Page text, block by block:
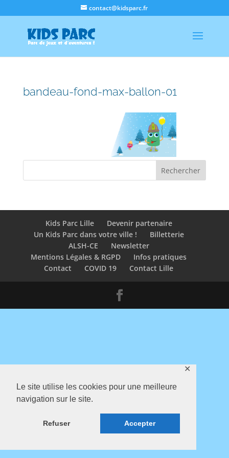
Le site utilise les cookies pour une meilleure
navigation sur le site.
Refuser Accepter
✕
contact@kidsparc.fr
bandeau-fond-max-ballon-01
Kids Parc Lille
Devenir partenaire
Un Kids Parc dans votre ville !
Billetterie
ALSH-CE
Newsletter
Mentions Légales & RGPD
Infos pratiques
Contact
COVID 19 Contact Lille